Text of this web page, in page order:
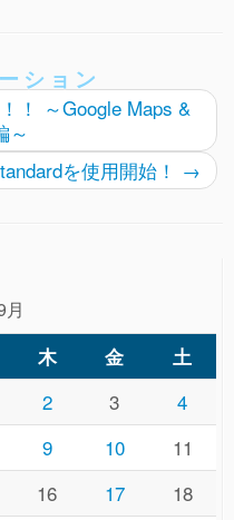
ション
！ ～Google Maps &
～
を使用開始！ →
木 金 土
2 3
4
9 10
11
16 17
18